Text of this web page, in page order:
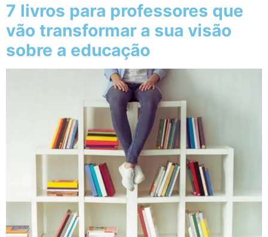
7 livros para professores que
vão transformar a sua visão
sobre a educação